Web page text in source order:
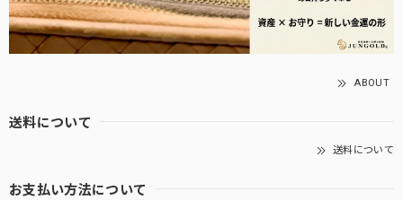
ABOUT
送料について
送料について
お支払い方法について